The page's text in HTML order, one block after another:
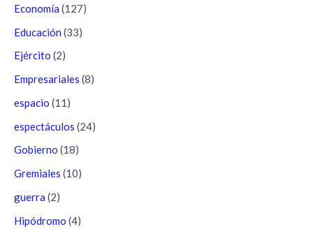
Economía (127)
Educación (33)
Ejército (2)
Empresariales (8)
espacio (11)
espectáculos (24)
Gobierno (18)
Gremiales (10)
guerra (2)
Hipódromo (4)